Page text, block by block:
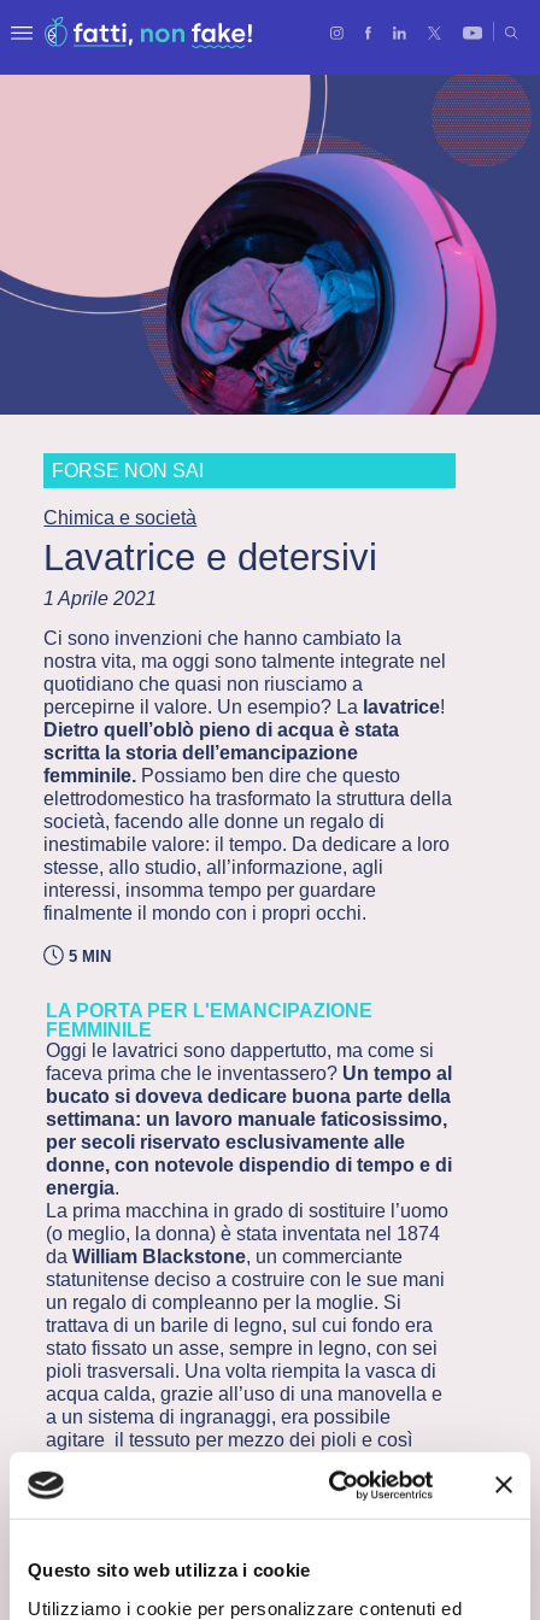
Questo sito web utilizza i cookie
Utilizziamo i cookie per personalizzare contenuti ed
FORSE NON SAI
Chimica e società
Lavatrice e detersivi
1 Aprile 2021
Ci sono invenzioni che hanno cambiato la
nostra vita, ma oggi sono talmente integrate nel
quotidiano che quasi non riusciamo a
percepirne il valore. Un esempio? La lavatrice!
Dietro quell’oblò pieno di acqua è stata
scritta la storia dell’emancipazione
femminile. Possiamo ben dire che questo
elettrodomestico ha trasformato la struttura della
società, facendo alle donne un regalo di
inestimabile valore: il tempo. Da dedicare a loro
stesse, allo studio, all’informazione, agli
interessi, insomma tempo per guardare
finalmente il mondo con i propri occhi.
5 MIN
LA PORTA PER L'EMANCIPAZIONE
FEMMINILE
Oggi le lavatrici sono dappertutto, ma come si
faceva prima che le inventassero? Un tempo al
bucato si doveva dedicare buona parte della
settimana: un lavoro manuale faticosissimo,
per secoli riservato esclusivamente alle
donne, con notevole dispendio di tempo e di
energia.
La prima macchina in grado di sostituire l’uomo
(o meglio, la donna) è stata inventata nel 1874
da William Blackstone, un commerciante
statunitense deciso a costruire con le sue mani
un regalo di compleanno per la moglie. Si
trattava di un barile di legno, sul cui fondo era
stato fissato un asse, sempre in legno, con sei
pioli trasversali. Una volta riempita la vasca di
acqua calda, grazie all’uso di una manovella e
a un sistema di ingranaggi, era possibile
agitare il tessuto per mezzo dei pioli e così
delle lavandaie, ma usurava molto i panni e non
si sono aggiunte tante altre fondamentali
migliorie come gli ammortizzatori, i cassetti